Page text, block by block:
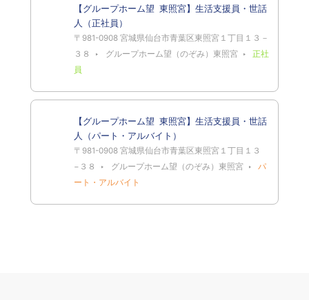
【グループホーム望 東照宮】生活支援員・世話
人（正社員）
〒981-0908 宮城県仙台市青葉区東照宮１丁目１３－
３８
グループホーム望（のぞみ）東照宮
正社
員
【グループホーム望 東照宮】生活支援員・世話
人（パート・アルバイト）
〒981-0908 宮城県仙台市青葉区東照宮１丁目１３
−３８
グループホーム望（のぞみ）東照宮
パ
ート・アルバイト